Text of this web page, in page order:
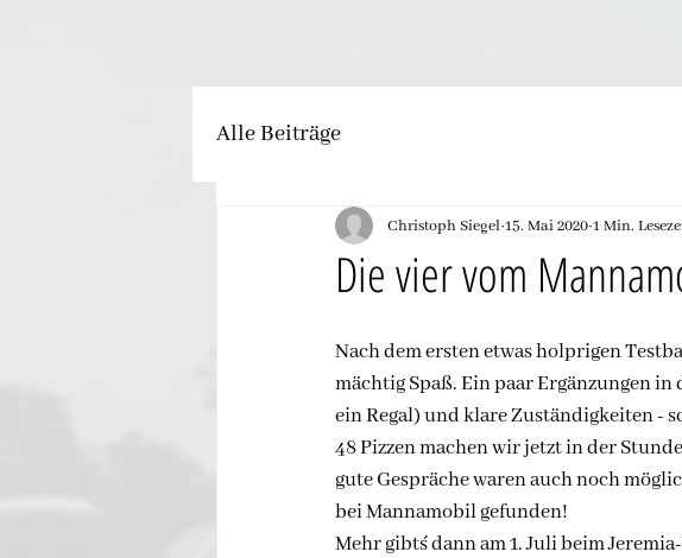
Alle Beiträge
Die vier vom
Christoph Siegel 15. Mai 2020 1 Min.
Nach dem ersten etwas holprigen
mächtig Spaß. Ein paar Ergänzungen
ein Regal) und klare Zuständigkeiten -
48 Pizzen machen wir jetzt in der
gute Gespräche waren auch noch
bei Mannamobil gefunden!
Mehr gibt´s dann am 1. Juli beim